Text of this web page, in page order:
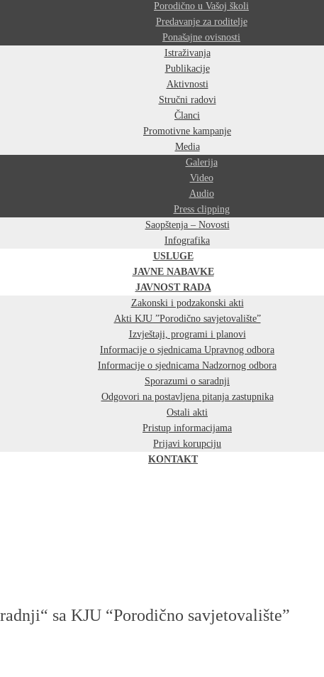
Porodično u Vašoj školi
Predavanje za roditelje
Ponašajne ovisnosti
Istraživanja
Publikacije
Aktivnosti
Stručni radovi
Članci
Promotivne kampanje
Media
Galerija
Video
Audio
Press clipping
Saopštenja – Novosti
Infografika
USLUGE
JAVNE NABAVKE
JAVNOST RADA
Zakonski i podzakonski akti
Akti KJU ”Porodično savjetovalište”
Izvještaji, programi i planovi
Informacije o sjednicama Upravnog odbora
Informacije o sjednicama Nadzornog odbora
Sporazumi o saradnji
Odgovori na postavljena pitanja zastupnika
Ostali akti
Pristup informacijama
Prijavi korupciju
KONTAKT
sa KJU “Porodično savjetovalište”